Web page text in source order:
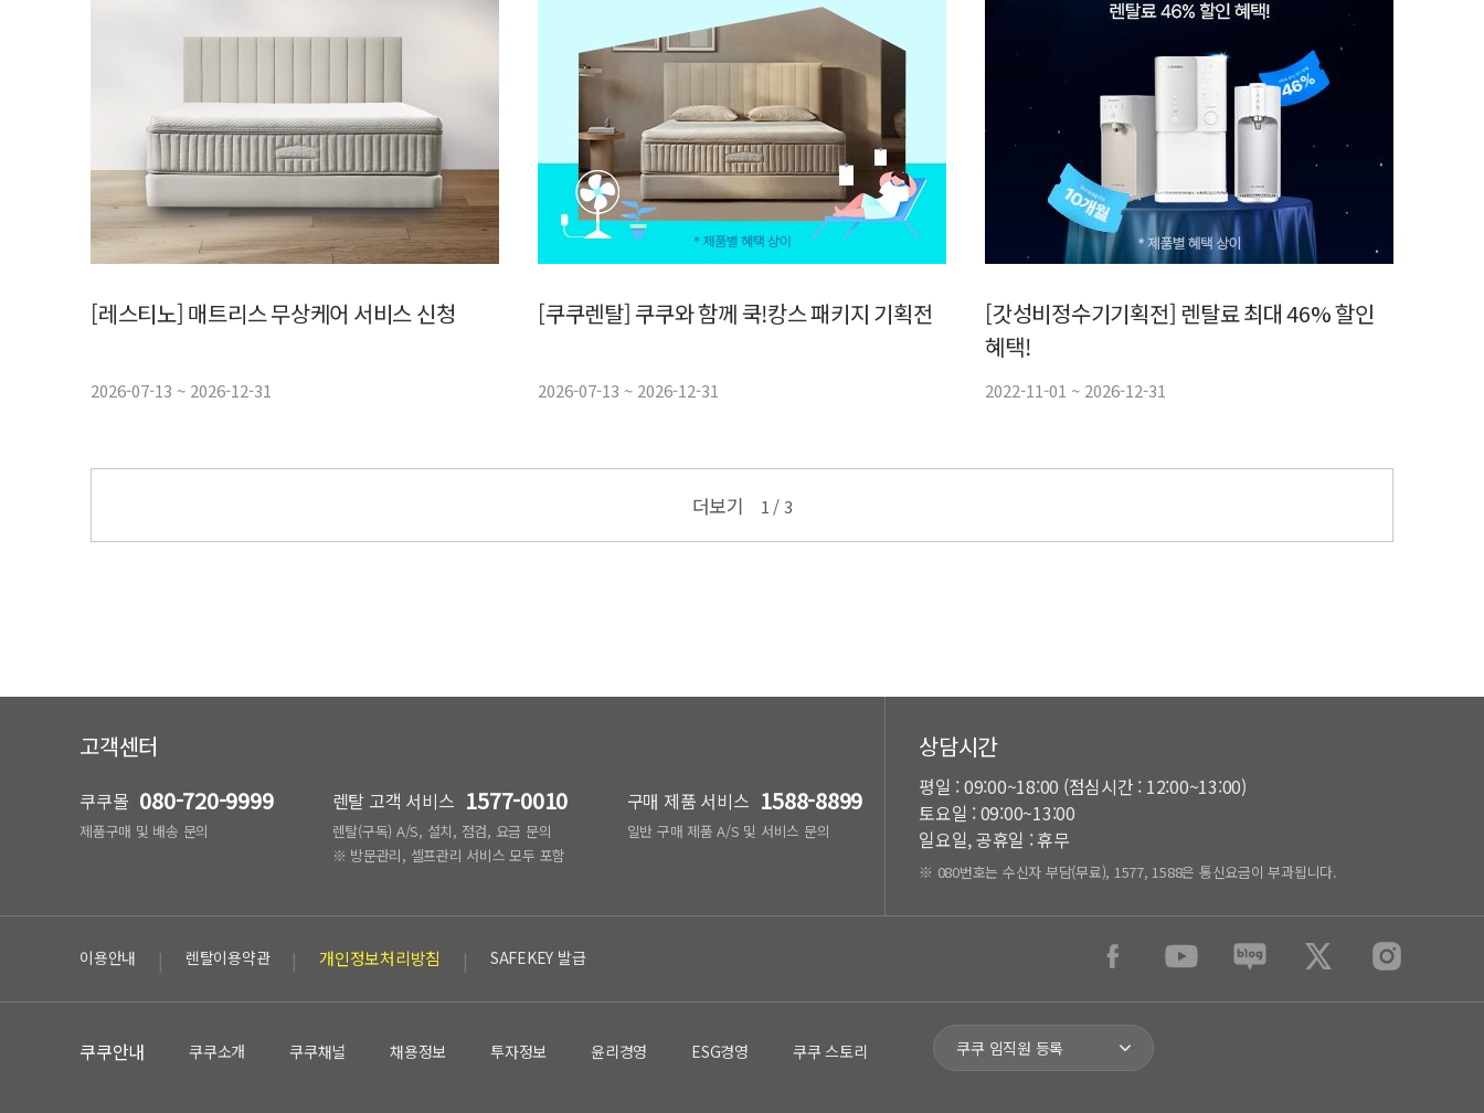
[레스티노] 매트리스 무상케어 서비스 신청
2026-07-13 ~ 2026-12-31
[쿠쿠렌탈] 쿠쿠와 함께 쿡!캉스 패키지 기획전
2026-07-13 ~ 2026-12-31
[갓성비정수기기획전] 렌탈료 최대 46% 할인
혜택!
2022-11-01 ~ 2026-12-31
더보기 1 / 3
고객센터
쿠쿠몰 080-720-9999
제품구매 및 배송 문의
렌탈 고객 서비스 1577-0010
렌탈(구독) A/S, 설치, 점검, 요금 문의
※ 방문관리, 셀프관리 서비스 모두 포함
구매 제품 서비스 1588-8899
일반 구매 제품 A/S 및 서비스 문의
상담시간
평일 : 09:00~18:00 (점심시간 : 12:00~13:00)
토요일 : 09:00~13:00
일요일, 공휴일 : 휴무
※ 080번호는 수신자 부담(무료), 1577, 1588은 통신요금이 부과됩니다.
이용안내 렌탈이용약관 개인정보처리방침 SAFEKEY 발급
쿠쿠안내 쿠쿠소개 쿠쿠채널 채용정보 투자정보 윤리경영 ESG경영 쿠쿠 스토리 쿠쿠 임직원 등록